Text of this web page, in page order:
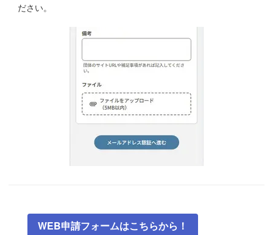
ださい。
WEB申請フォームはこちらから！